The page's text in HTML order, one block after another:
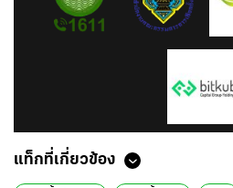
แท็กที่เกี่ยวข้อง